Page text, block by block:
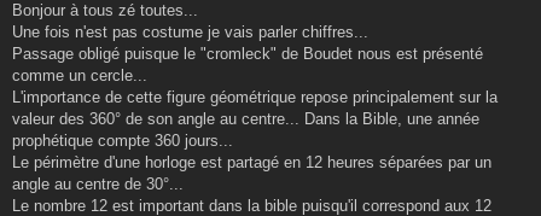
s
a
g
Bonjour à tous zé toutes...
Une fois n'est pas costume je vais parler chiffres...
Passage obligé puisque le "cromleck" de Boudet nous est présenté
comme un cercle...
L'importance de cette figure géométrique repose principalement sur la
valeur des 360° de son angle au centre... Dans la Bible, une année
prophétique compte 360 jours...
Le périmètre d'une horloge est partagé en 12 heures séparées par un
angle au centre de 30°...
Le nombre 12 est important dans la bible puisqu'il correspond aux 12